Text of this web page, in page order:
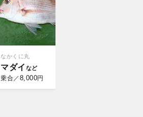
なかくに丸
マダイ
乗合／ 8,000円